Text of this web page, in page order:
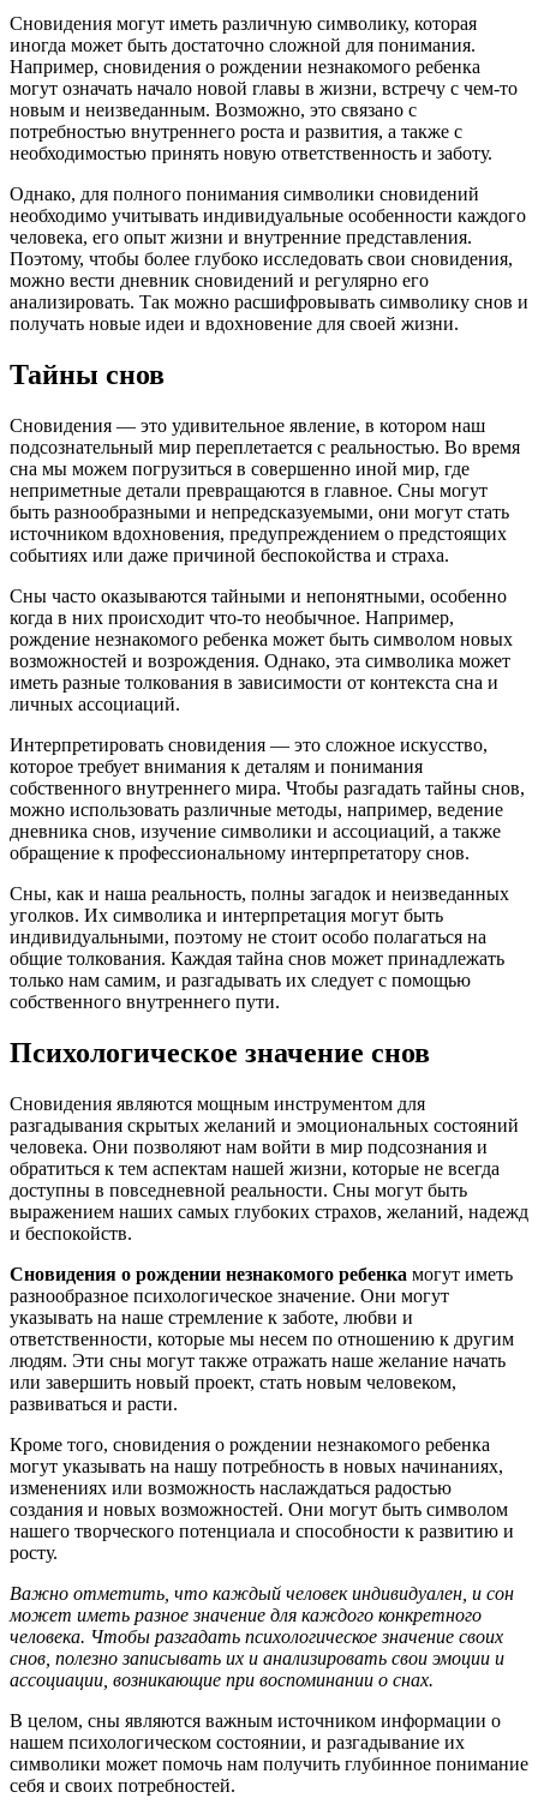
Сновидения могут иметь различную символику, которая
иногда может быть достаточно сложной для понимания.
Например, сновидения о рождении незнакомого ребенка
могут означать начало новой главы в жизни, встречу с чем-то
новым и неизведанным. Возможно, это связано с
потребностью внутреннего роста и развития, а также с
необходимостью принять новую ответственность и заботу.
Однако, для полного понимания символики сновидений
необходимо учитывать индивидуальные особенности каждого
человека, его опыт жизни и внутренние представления.
Поэтому, чтобы более глубоко исследовать свои сновидения,
можно вести дневник сновидений и регулярно его
анализировать. Так можно расшифровывать символику снов и
получать новые идеи и вдохновение для своей жизни.
Тайны снов
Сновидения — это удивительное явление, в котором наш
подсознательный мир переплетается с реальностью. Во время
сна мы можем погрузиться в совершенно иной мир, где
неприметные детали превращаются в главное. Сны могут
быть разнообразными и непредсказуемыми, они могут стать
источником вдохновения, предупреждением о предстоящих
событиях или даже причиной беспокойства и страха.
Сны часто оказываются тайными и непонятными, особенно
когда в них происходит что-то необычное. Например,
рождение незнакомого ребенка может быть символом новых
возможностей и возрождения. Однако, эта символика может
иметь разные толкования в зависимости от контекста сна и
личных ассоциаций.
Интерпретировать сновидения — это сложное искусство,
которое требует внимания к деталям и понимания
собственного внутреннего мира. Чтобы разгадать тайны снов,
можно использовать различные методы, например, ведение
дневника снов, изучение символики и ассоциаций, а также
обращение к профессиональному интерпретатору снов.
Сны, как и наша реальность, полны загадок и неизведанных
уголков. Их символика и интерпретация могут быть
индивидуальными, поэтому не стоит особо полагаться на
общие толкования. Каждая тайна снов может принадлежать
только нам самим, и разгадывать их следует с помощью
собственного внутреннего пути.
Психологическое значение снов
Сновидения являются мощным инструментом для
разгадывания скрытых желаний и эмоциональных состояний
человека. Они позволяют нам войти в мир подсознания и
обратиться к тем аспектам нашей жизни, которые не всегда
доступны в повседневной реальности. Сны могут быть
выражением наших самых глубоких страхов, желаний, надежд
и беспокойств.
Сновидения о рождении незнакомого ребенка могут иметь
разнообразное психологическое значение. Они могут
указывать на наше стремление к заботе, любви и
ответственности, которые мы несем по отношению к другим
людям. Эти сны могут также отражать наше желание начать
или завершить новый проект, стать новым человеком,
развиваться и расти.
Кроме того, сновидения о рождении незнакомого ребенка
могут указывать на нашу потребность в новых начинаниях,
изменениях или возможность наслаждаться радостью
создания и новых возможностей. Они могут быть символом
нашего творческого потенциала и способности к развитию и
росту.
Важно отметить, что каждый человек индивидуален, и сон
может иметь разное значение для каждого конкретного
человека. Чтобы разгадать психологическое значение своих
снов, полезно записывать их и анализировать свои эмоции и
ассоциации, возникающие при воспоминании о снах.
В целом, сны являются важным источником информации о
нашем психологическом состоянии, и разгадывание их
символики может помочь нам получить глубинное понимание
себя и своих потребностей.